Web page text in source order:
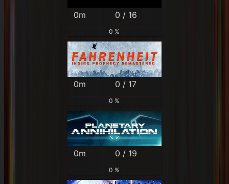
0m 0 / 16
0 %
0m 0 / 17
0 %
0m 0 / 19
0 %